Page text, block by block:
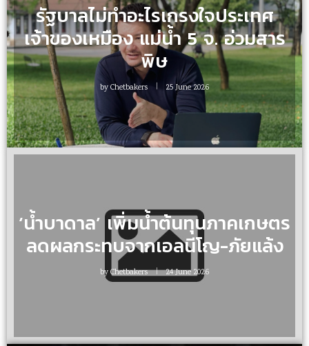
รัฐบาลไม่ทำอะไรเกรงใจประเทศ
เจ้าของเหมือง แม่น้ำ 5 จ. อ่วมสาร
พิษ
byChetbakers 25 June 2026
‘น้ำบาดาล’ เพิ่มน้ำต้นทุนภาคเกษตร
ลดผลกระทบจากเอลนีโญ-ภัยแล้ง
byChetbakers 24 June 2026